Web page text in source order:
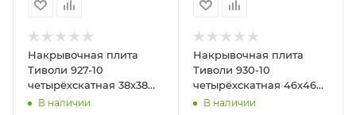
Накрывочная плита
Тиволи 927-10
четырёхскатная 38x38
White Hills
В наличии
Накрывочная плита
Тиволи 930-10
четырёхскатная 46x46
White Hills
В наличии